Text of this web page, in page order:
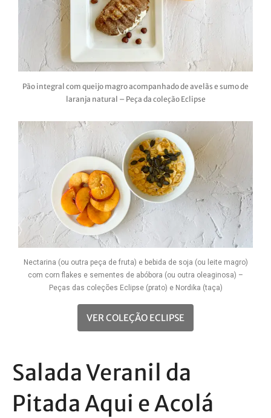
Pão integral com queijo magro acompanhado de avelãs e sumo de
laranja natural – Peça da coleção Eclipse
Nectarina (ou outra peça de fruta) e bebida de soja (ou leite magro)
com corn flakes e sementes de abóbora (ou outra oleaginosa) –
Peças das coleções Eclipse (prato) e Nordika (taça)
VER COLEÇÃO ECLIPSE
Salada Veranil da
Pitada Aqui e Acolá